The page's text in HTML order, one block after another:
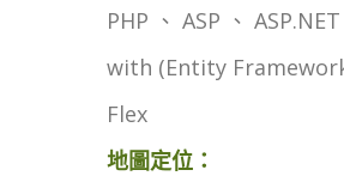
PHP 、 ASP 、
with (Entity
Flex
地圖定位：